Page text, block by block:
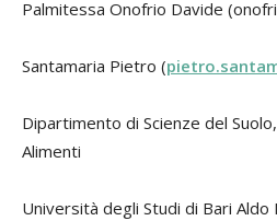
Palmitessa Onofrio Davide
Santamaria Pietro (
Dipartimento di Scienze del
Alimenti
Università degli Studi di Bari Aldo